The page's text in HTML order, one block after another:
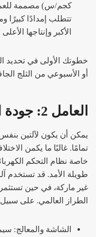
كجم/س) مصممة
تتطلب إمدادًا كبيرًا
الأكبر وإنتاجها
خطوتك الأولى في تحديد
أو الأسبوعي من الثلج
العامل 2: جودة المكونات الأساسية
يمكن أن يكون لآلتين
تمامًا. غالبًا ما يكمن
خاصة نظام التحكم
طويلة الأمد. قد تستخدم
غير ماركة، في حين
الطراز العالمي. على
الشاشة والمعالج: